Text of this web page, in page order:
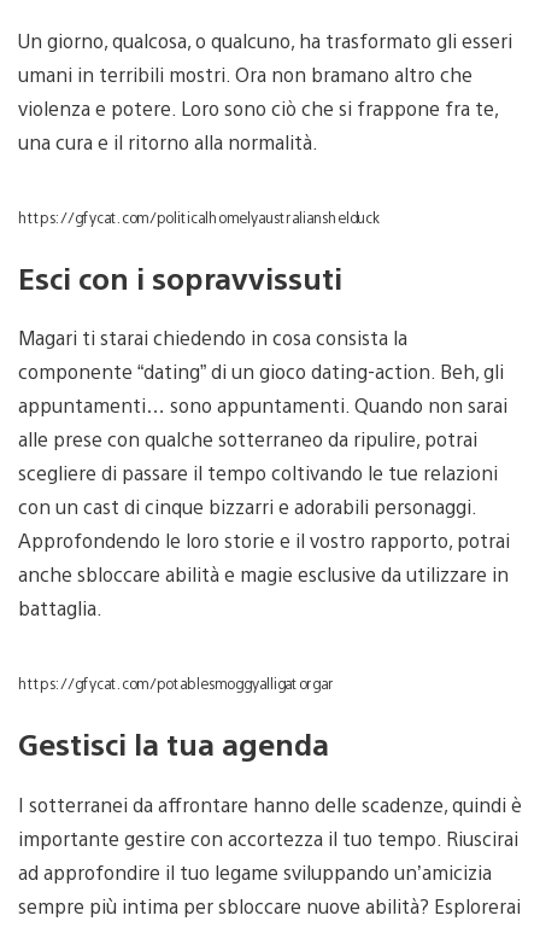
Un giorno, qualcosa, o qualcuno, ha trasformato gli esseri
umani in terribili mostri. Ora non bramano altro che
violenza e potere. Loro sono ciò che si frappone fra te,
una cura e il ritorno alla normalità.
https://gfycat.com/politicalhomelyaustralianshelduck
Esci con i sopravvissuti
Magari ti starai chiedendo in cosa consista la
componente “dating” di un gioco dating-action. Beh, gli
appuntamenti… sono appuntamenti. Quando non sarai
alle prese con qualche sotterraneo da ripulire, potrai
scegliere di passare il tempo coltivando le tue relazioni
con un cast di cinque bizzarri e adorabili personaggi.
Approfondendo le loro storie e il vostro rapporto, potrai
anche sbloccare abilità e magie esclusive da utilizzare in
battaglia.
https://gfycat.com/potablesmoggyalligatorgar
Gestisci la tua agenda
I sotterranei da affrontare hanno delle scadenze, quindi è
importante gestire con accortezza il tuo tempo. Riuscirai
ad approfondire il tuo legame sviluppando un’amicizia
sempre più intima per sbloccare nuove abilità? Esplorerai